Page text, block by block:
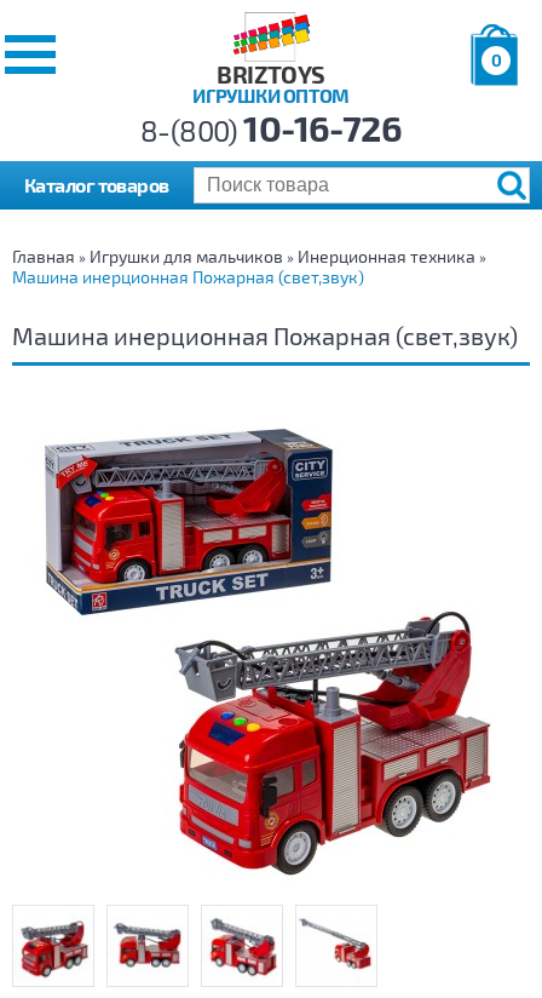
BRIZTOYS
ИГРУШКИ ОПТОМ
0
р.
8-(800)10-16-726
Каталог товаров
Главная » Игрушки для мальчиков » Инерционная техника »
Машина инерционная Пожарная (свет,звук)
Машина инерционная Пожарная (свет,звук)